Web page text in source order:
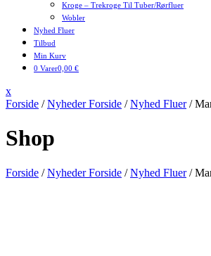
Kroge – Trekroge Til Tuber/rørfluer
Wobler
Nyhed Fluer
Tilbud
Min Kurv
0 Varer0,00 €
xClose
Menu
Forside /Nyheder Forside /Nyhed Fluer/
Shop
Forside /Nyheder Forside /Nyhed Fluer/